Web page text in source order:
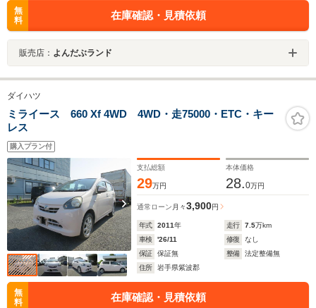
無
料
在庫確認・見積依頼
販売店： よんだぶランド
ダイハツ
ミライース 660 Xf 4WD 4WD・走75000・ETC・キー
レス
購入プラン付
支払総額
29万円
本体価格
28.0万円
通常ローン 月々3,900円
年式 2011年 走行 7.5万km
車検
'26/11 修復
なし
保証
保証無 整備
法定整備無
住所
岩手県紫波郡
無
料
在庫確認・見積依頼